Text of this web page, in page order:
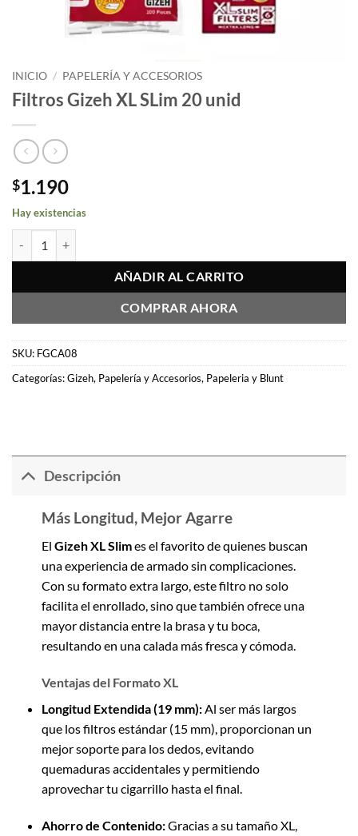
INICIO / PAPELERÍA Y ACCESORIOS
Filtros Gizeh XL SLim 20 unid
$1.190
Hay existencias
AÑADIR AL CARRITO
COMPRAR AHORA
SKU: FGCA08
Categorías:Gizeh, Papelería y Accesorios, Papeleria y Blunt
Descripción
Más Longitud, Mejor Agarre
El Gizeh XL Slimes el favorito de quienes buscan
una experiencia de armado sin complicaciones.
Con su formato extra largo, este filtro no solo
facilita el enrollado, sino que también ofrece una
mayor distancia entre la brasa y tu boca,
resultando en una calada más fresca y cómoda.
Ventajas del Formato XL
Longitud Extendida (19 mm):Al ser más largos
que los filtros estándar (15 mm), proporcionan un
mejor soporte para los dedos, evitando
quemaduras accidentales y permitiendo
aprovechar tu cigarrillo hasta el final.
Ahorro de Contenido:Gracias a su tamaño XL,